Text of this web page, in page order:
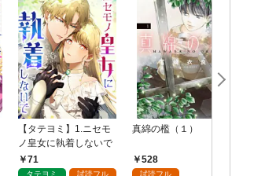
【タテヨミ】1.ニセモ
ノ皇女に執着しないで
71
タテヨミ 試読フル
真綿の檻（１）
528
試読フル